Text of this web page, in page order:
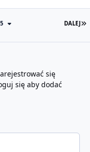
DALEJ
się
sięaby dodać